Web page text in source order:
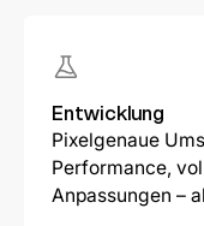
Entwicklung
Pixelgenaue
Performance,
Anpassungen –